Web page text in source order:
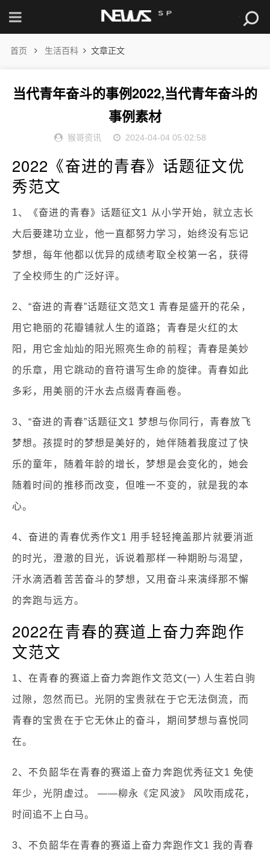
首页 生活百科 文章正文
当代青年奋斗的事例2022,当代青年奋斗的
事例素材
猴哥资讯 2024-04-04 05:02:58
2022《奋进的青春》话题征文优
秀范文
1、《奋进的青春》话题征文1 从小学开始，就立志长
大后要建功立业，他一直都努力学习，始终没有忘记
梦想，每年他都以优异的成绩考取全校第一名，获得
了全校师生的广泛好评。
2、“奋进的青春”话题征文范文1 青春是盛开的花朵，
用它艳丽的花瓣铺就人生的道路；青春是火红的太
阳，用它金灿灿的阳光照亮生命的前程；青春是美妙
的乐章，用它跳动的音符谱写生命的旋律。青春如此
多彩，用美丽的汗水去点缀青春画卷。
3、“奋进的青春”话题征文1 梦想与你同行，青春放飞
梦想。孩提时的梦想是美好的，她伴随着我度过了快
乐的童年，随着年龄的增长，梦想是会变化的，她会
随着时间的推移而改变，但唯一不变的，就是我的本
心。
4、奋进的青春优秀作文1 用手轻轻掩盖那片就要消逝
的时光，澄澈的目光，诉说着那样一种期盼与渴望，
汗水滴洒着苦苦奋斗的梦想，又用奋斗来演绎那不懈
的奔跑与远方。
2022在青春的赛道上奋力奔跑作
文范文
1、在青春的赛道上奋力奔跑作文范文(一) 人生若白驹
过隙，忽然而已。光阴的宝贵就在于它无法倒流，而
青春的宝贵在于它无休止的奋斗，期间梦想与喜悦同
在。
2、不负韶华在青春的赛道上奋力奔跑优秀征文1 免使
年少，光阴虚过。 ——柳永《定风波》 风吹雨成花，
时间追不上白马。
3、不负韶华在青春的赛道上奋力奔跑作文1 我的青春